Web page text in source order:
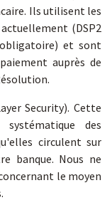
Ils utilisent les
(DSP2
et sont
auprès de
Security). Cette
des
circulent sur
banque. Nous ne
le moyen